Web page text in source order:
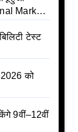
Marks
टेस्ट
2026 को
9वीं–12वीं